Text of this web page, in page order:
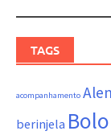
TAGS
acompanhamento
berinjela Bolo